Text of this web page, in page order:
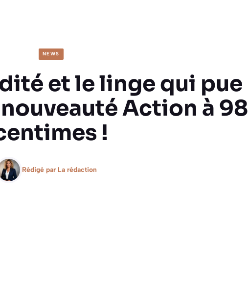
NEWS
et le linge qui pue
Action à 98
!
Rédigé par La rédaction